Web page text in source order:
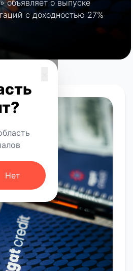
о выпуске
с доходностью 27%
Нет